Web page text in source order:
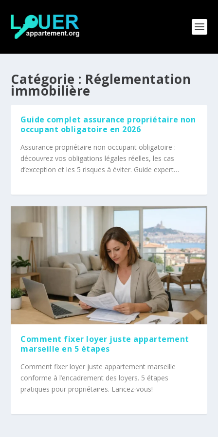
Catégorie : Réglementation
immobilière
Guide complet assurance propriétaire non
occupant obligatoire en 2026
Assurance propriétaire non occupant obligatoire :
découvrez vos obligations légales réelles, les cas
d’exception et les 5 risques à éviter. Guide expert…
Comment fixer loyer juste appartement
marseille en 5 étapes
Comment fixer loyer juste appartement marseille
conforme à l’encadrement des loyers. 5 étapes
pratiques pour propriétaires. Lancez-vous!